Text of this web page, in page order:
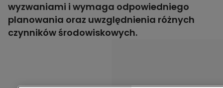
wyzwaniami i wymaga odpowiedniego
planowania oraz uwzględnienia różnych
czynników środowiskowych.